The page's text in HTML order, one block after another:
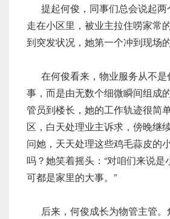
提起何俊，同事们总会说起
走在小区里，被业主拉住唠家常
到突发状况，她第一个冲到现场的
在何俊看来，物业服务从不
事，而是由无数个细微瞬间组成
管员到楼长，她的工作轨迹很简
区，白天处理业主诉求，傍晚继
问她，天天处理这些鸡毛蒜皮的
吗？她笑着摇头：“对咱们来说是
可都是家里的大事。”
后来，何俊成长为物管主管